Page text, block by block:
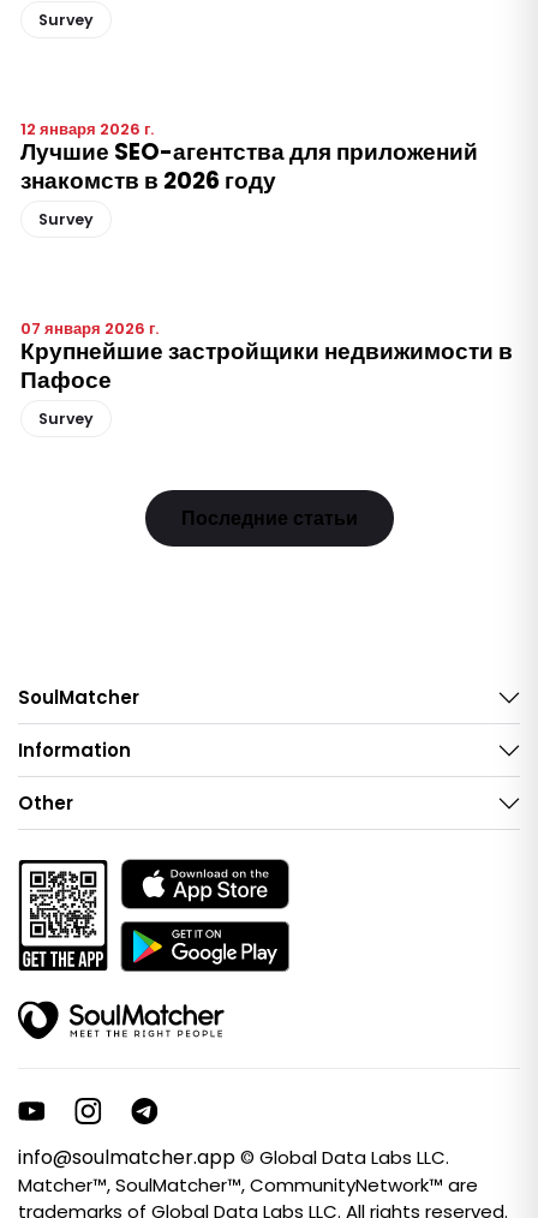
Survey
12 января 2026 г.
Лучшие SEO-агентства для приложений
знакомств в 2026 году
Survey
07 января 2026 г.
Крупнейшие застройщики недвижимости в
Пафосе
Survey
Последние статьи
SoulMatcher
Information
Other
info@soulmatcher.app© Global Data Labs LLC.
Matcher™, SoulMatcher™, CommunityNetwork™ are
trademarks of Global Data Labs LLC. All rights reserved.